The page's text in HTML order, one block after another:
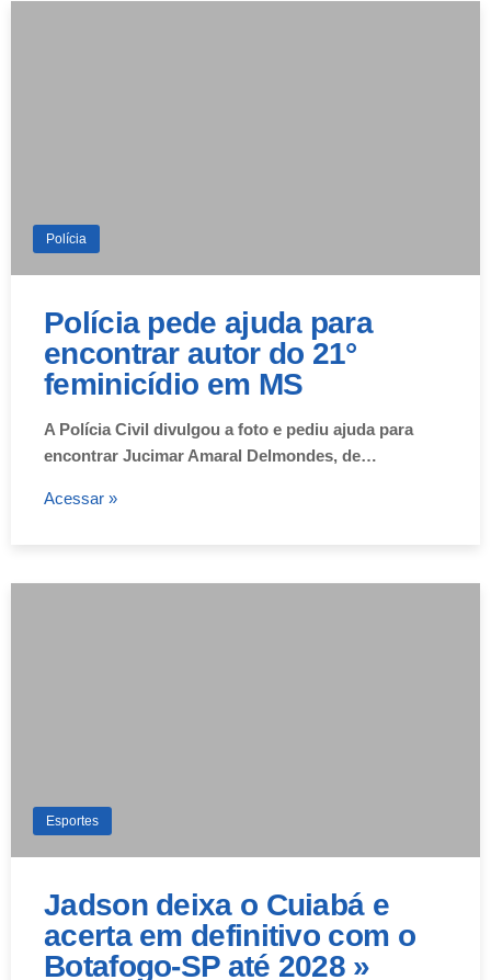
Polícia
Polícia pede ajuda para
encontrar autor do 21°
feminicídio em MS
A Polícia Civil divulgou a foto e pediu ajuda para
encontrar Jucimar Amaral Delmondes, de…
Acessar »
Esportes
Jadson deixa o Cuiabá e
acerta em definitivo com o
Botafogo-SP até 2028 »